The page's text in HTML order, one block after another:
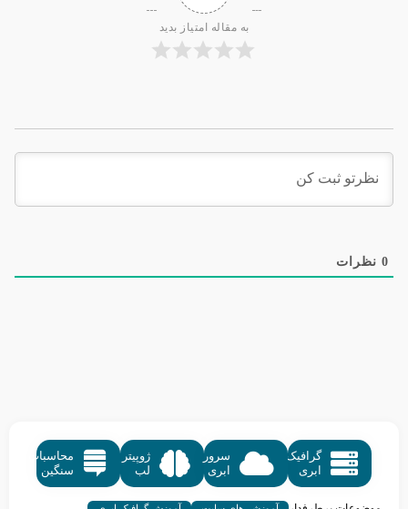
به مقاله امتیاز بدید
0 نظرات
گرافیک
ابری
ژوپیتر
لب
سرور
ابری
محاسبات
سنگین